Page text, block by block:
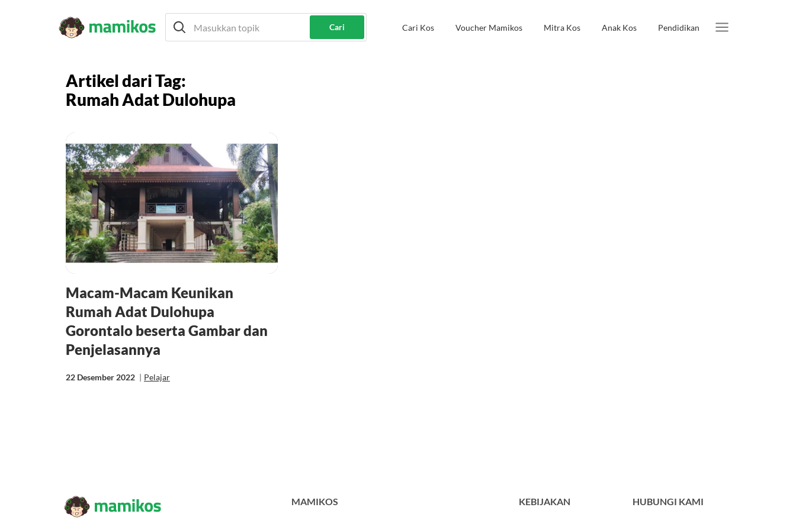
Cari Cari Kos Voucher Mamikos Mitra Kos Anak Kos Pendidikan
Artikel dari Tag:
Rumah Adat Dulohupa
Macam-Macam Keunikan
Rumah Adat Dulohupa
Gorontalo beserta Gambar dan
Penjelasannya
22 Desember 2022 | Pelajar
MAMIKOS KEBIJAKAN HUBUNGI KAMI